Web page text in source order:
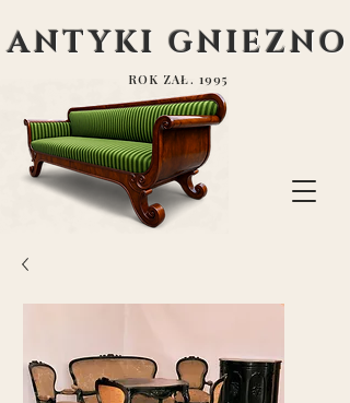
ANTYKI GNIEZNO
ROK ZAŁ. 1995